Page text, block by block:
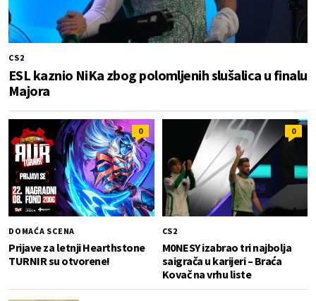
CS2
ESL kaznio NiKa zbog polomljenih slušalica u finalu
Majora
0
DOMAĆA SCENA
Prijave za letnji Hearthstone
TURNIR su otvorene!
0
CS2
M0NESY izabrao tri najbolja
saigrača u karijeri – Braća
Kovač na vrhu liste